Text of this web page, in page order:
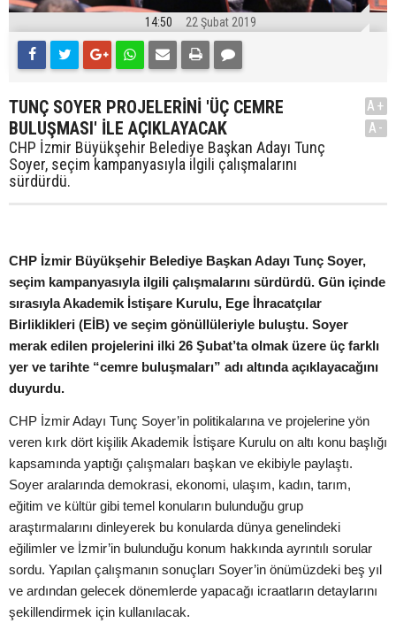
14:50 22 Şubat 2019
TUNÇ SOYER PROJELERİNİ 'ÜÇ CEMRE
BULUŞMASI' İLE AÇIKLAYACAK
CHP İzmir Büyükşehir Belediye Başkan Adayı Tunç
Soyer, seçim kampanyasıyla ilgili çalışmalarını
sürdürdü.
A+
A-
CHP İzmir Büyükşehir Belediye Başkan Adayı Tunç Soyer,
seçim kampanyasıyla ilgili çalışmalarını sürdürdü. Gün içinde
sırasıyla Akademik İstişare Kurulu, Ege İhracatçılar
Birliklikleri (EİB) ve seçim gönüllüleriyle buluştu. Soyer
merak edilen projelerini ilki 26 Şubat’ta olmak üzere üç farklı
yer ve tarihte “cemre buluşmaları” adı altında açıklayacağını
duyurdu.
CHP İzmir Adayı Tunç Soyer’in politikalarına ve projelerine yön
veren kırk dört kişilik Akademik İstişare Kurulu on altı konu başlığı
kapsamında yaptığı çalışmaları başkan ve ekibiyle paylaştı.
Soyer aralarında demokrasi, ekonomi, ulaşım, kadın, tarım,
eğitim ve kültür gibi temel konuların bulunduğu grup
araştırmalarını dinleyerek bu konularda dünya genelindeki
eğilimler ve İzmir’in bulunduğu konum hakkında ayrıntılı sorular
sordu. Yapılan çalışmanın sonuçları Soyer’in önümüzdeki beş yıl
ve ardından gelecek dönemlerde yapacağı icraatların detaylarını
şekillendirmek için kullanılacak.